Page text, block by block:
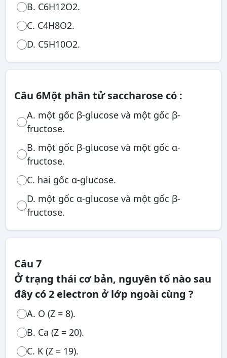
B. C6H12O2.
C. C4H8O2.
D. C5H10O2.
Câu 6Một phân tử saccharose có :
A. một gốc β-glucose và một gốc β-
fructose.
B. một gốc β-glucose và một gốc α-
fructose.
C. hai gốc α-glucose.
D. một gốc α-glucose và một gốc β-
fructose.
Câu 7
Ở trạng thái cơ bản, nguyên tố nào sau
đây có 2 electron ở lớp ngoài cùng ?
A. O (Z = 8).
B. Ca (Z = 20).
C. K (Z = 19).